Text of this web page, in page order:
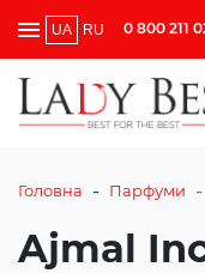
UA RU 0 800 211
Головна - Парфуми -
Ajmal